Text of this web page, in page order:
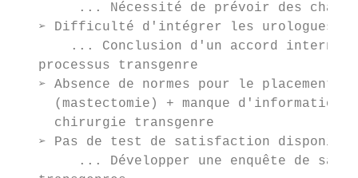
... Nécessité de prévoir des
➢ Difficulté d'intégrer les urologues
... Conclusion d'un accord interne
   processus transgenre
➢ Absence de normes pour le placement
(mastectomie) + manque
     chirurgie transgenre
➢ Pas de test de satisfaction
... Développer une enquête de